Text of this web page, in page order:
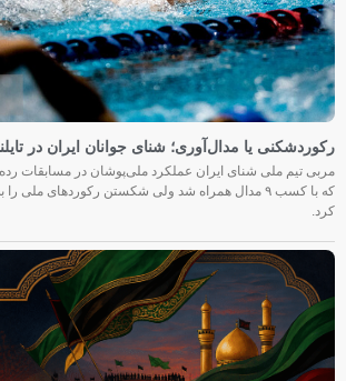
رکوردشکنی یا مدال‌آوری؛ شنای جوانان ایران در
مربی تیم ملی شنای ایران عملکرد ملی‌پوشان در مسابقات
که با کسب ۹ مدال همراه شد ولی شکستن رکوردهای ملی را
کرد.